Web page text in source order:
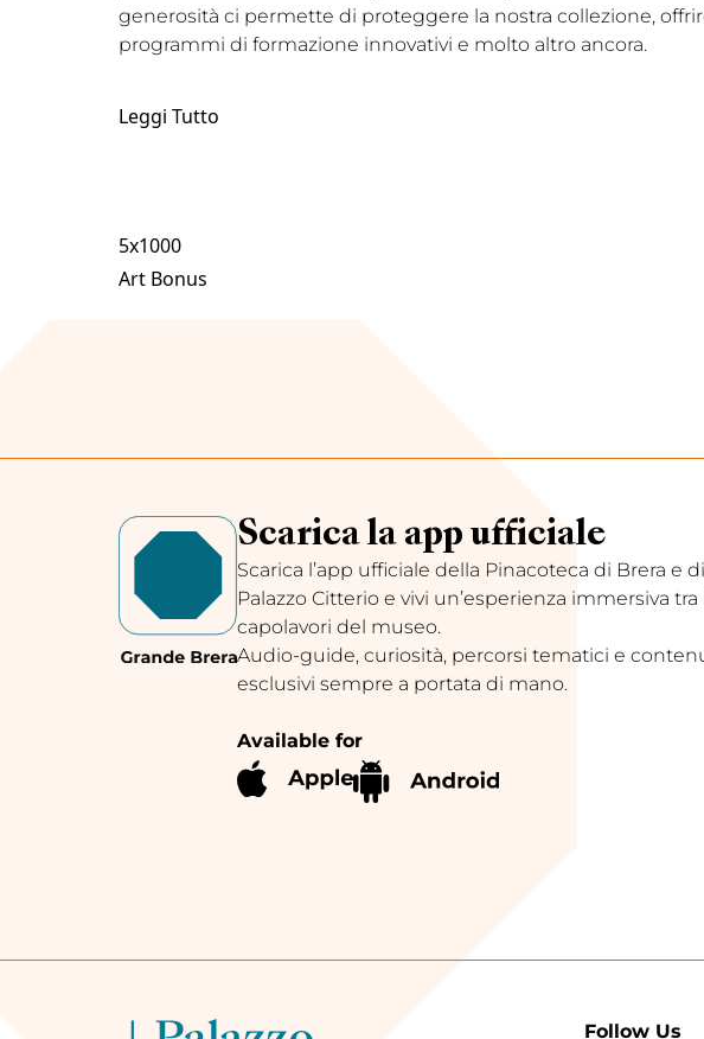
generosità ci permette di proteggere la nostra collezione,
programmi di formazione innovativi e molto altro ancora.
Leggi Tutto
5x1000
Art Bonus
Scarica la app ufficiale
Scarica l’app ufficiale della Pinacoteca di Brera e di
Palazzo Citterio e vivi un’esperienza immersiva tra
capolavori del museo.
Audio-guide, curiosità, percorsi tematici e
esclusivi sempre a portata di mano.
Available for
Follow Us